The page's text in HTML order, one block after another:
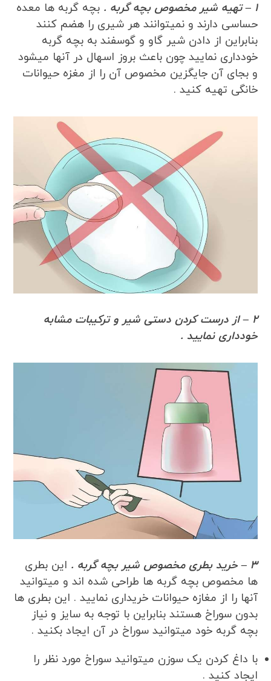
1 – تهیه شیر مخصوص بچه گربه .
بچه گربه ها معده
حساسی دارند و نمیتوانند هر شیری را هضم کنند
بنابراین از دادن شیر گاو و گوسفند به بچه گربه
خودداری نمایید چون باعث بروز اسهال در آنها میشود
و بجای آن جایگزین مخصوص آن را از مغزه حیوانات
خانگی تهیه کنید .
2 – از درست کردن دستی شیر و ترکیبات مشابه
خودداری نمایید .
3 – خرید بطری مخصوص شیر بچه گربه .
این بطری
ها مخصوص بچه گربه ها طراحی شده اند و میتوانید
آنها را از مغازه حیوانات خریداری نمایید . این بطری ها
بدون سوراخ هستند بنابراین با توجه به سایز و نیاز
بچه گربه خود میتوانید سوراخ در آن ایجاد بکنید .
با داغ کردن یک سوزن میتوانید سوراخ مورد نظر را
ایجاد کنید .